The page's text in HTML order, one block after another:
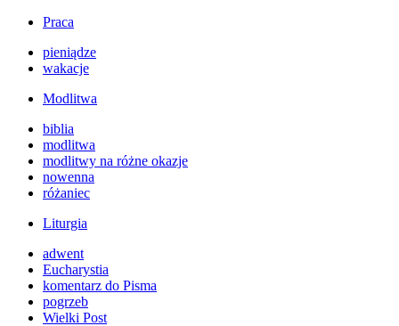
Praca
pieniądze
wakacje
Modlitwa
biblia
modlitwa
modlitwy na różne okazje
nowenna
różaniec
Liturgia
adwent
Eucharystia
komentarz do Pisma
pogrzeb
Wielki Post